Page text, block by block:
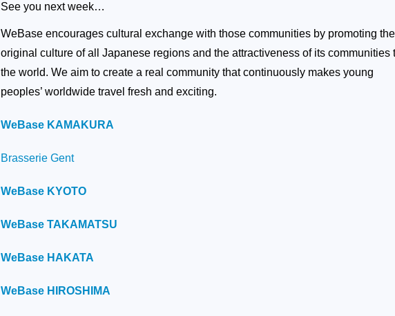
See you next week…
WeBase encourages cultural exchange with those communities by promoting the
original culture of all Japanese regions and the attractiveness of its communities
the world. We aim to create a real community that continuously makes young
peoples’ worldwide travel fresh and exciting.
WeBase KAMAKURA
Brasserie Gent
WeBase KYOTO
WeBase TAKAMATSU
WeBase HAKATA
WeBase HIROSHIMA